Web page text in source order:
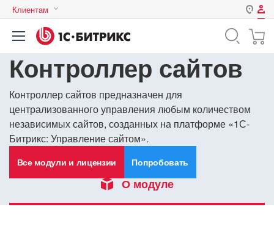
Клиентам
Казахстан
Авторизация
Зарегистрироваться
Логин
Пароль
компьютере
Забыли свой пароль?
Контроллер сайтов
Контроллер сайтов предназначен для
централизованного управления любым количеством
независимых сайтов, созданных на платформе «1С-
Битрикс: Управление сайтом».
Все модули и лицензии Попробовать
О модуле